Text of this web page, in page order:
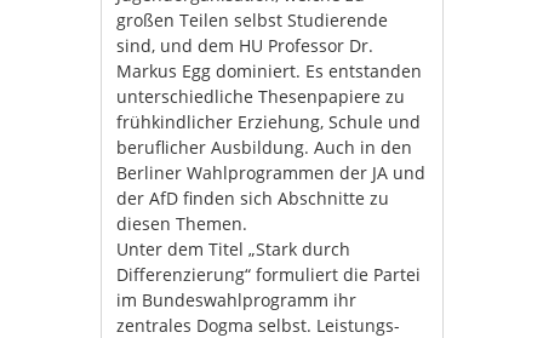
großen Teilen selbst Studierende
sind, und dem HU Professor Dr.
Markus Egg dominiert. Es entstanden
unterschiedliche Thesenpapiere zu
frühkindlicher Erziehung, Schule und
beruflicher Ausbildung. Auch in den
Berliner Wahlprogrammen der JA und
der AfD finden sich Abschnitte zu
diesen Themen.
Unter dem Titel „Stark durch
Differenzierung“ formuliert die Partei
im Bundeswahlprogramm ihr
zentrales Dogma selbst. Leistungs-